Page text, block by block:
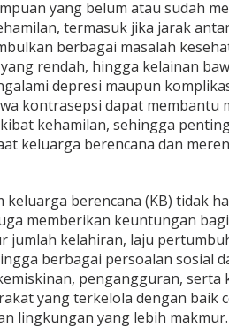
yang belum atau sudah
termasuk jika jarak
berbagai masalah
rendah, hingga kelainan
depresi maupun
kontrasepsi dapat membantu
kehamilan, sehingga
keluarga berencana dan
berencana (KB) tidak
memberikan keuntungan
jumlah kelahiran, laju
berbagai persoalan sosial
pengangguran, serta
yang terkelola dengan baik
lingkungan yang lebih makmur.